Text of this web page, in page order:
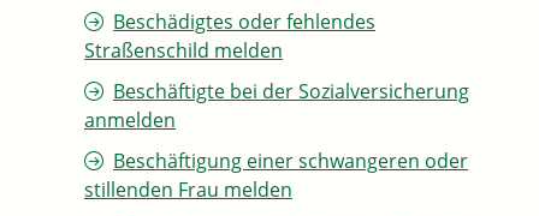
Beschädigtes oder fehlendes
Straßenschild melden
Beschäftigte bei der Sozialversicherung
anmelden
Beschäftigung einer schwangeren oder
stillenden Frau melden